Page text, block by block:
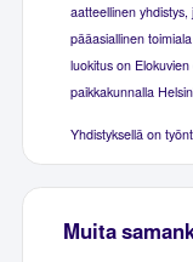
aatteellinen
pääasiallinen
luokitus on
paikkakunnalla
Yhdistyksellä on
Muita